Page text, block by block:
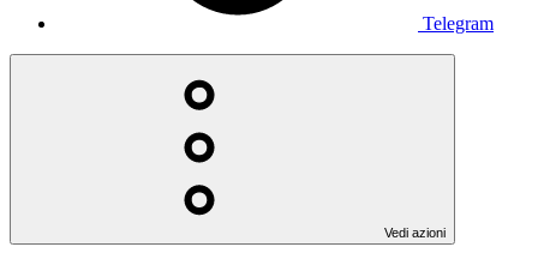
Telegram
Vedi azioni